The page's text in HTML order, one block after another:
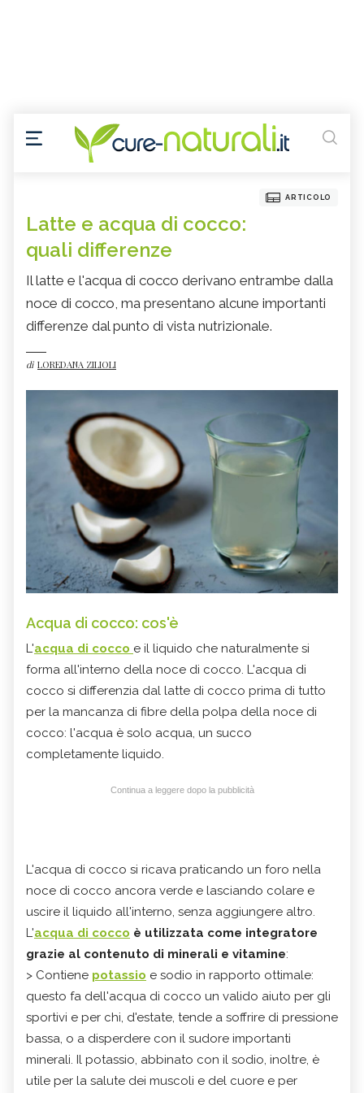
ARTICOLO
Latte e acqua di cocco:
quali differenze
Il latte e l'acqua di cocco derivano entrambe dalla
noce di cocco, ma presentano alcune importanti
differenze dal punto di vista nutrizionale.
di LOREDANA ZILIOLI
Acqua di cocco: cos'è
L'acqua di cocco e il liquido che naturalmente si
forma all'interno della noce di cocco. L'acqua di
cocco si differenzia dal latte di cocco prima di tutto
per la mancanza di fibre della polpa della noce di
cocco: l'acqua è solo acqua, un succo
completamente liquido.
Continua a leggere dopo la pubblicità
L'acqua di cocco si ricava praticando un foro nella
noce di cocco ancora verde e lasciando colare e
uscire il liquido all'interno, senza aggiungere altro.
L'acqua di cocco è utilizzata come integratore
grazie al contenuto di minerali e vitamine:
> Contiene potassio e sodio in rapporto ottimale:
questo fa dell'acqua di cocco un valido aiuto per gli
sportivi e per chi, d'estate, tende a soffrire di pressione
bassa, o a disperdere con il sudore importanti
minerali. Il potassio, abbinato con il sodio, inoltre, è
utile per la salute dei muscoli e del cuore e per